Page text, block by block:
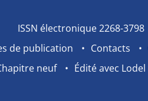
ISSN électronique 2268-3798
de publication Contacts
neuf
Édité avec Lodel